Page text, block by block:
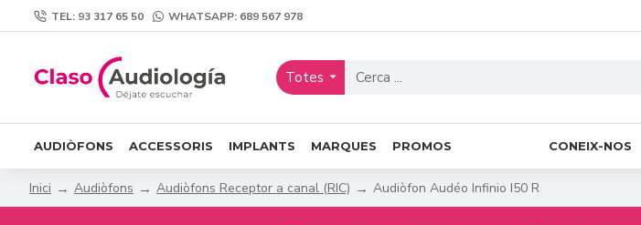
TEL: 93 317 65 50 WHATSAPP: 689 567 978
Totes
AUDIÒFONS ACCESSORIS IMPLANTS MARQUES PROMOS CONEIX-NOS
Inici Audiòfons Audiòfons Receptor a canal (RIC) Audiòfon Audéo Infinio I50 R